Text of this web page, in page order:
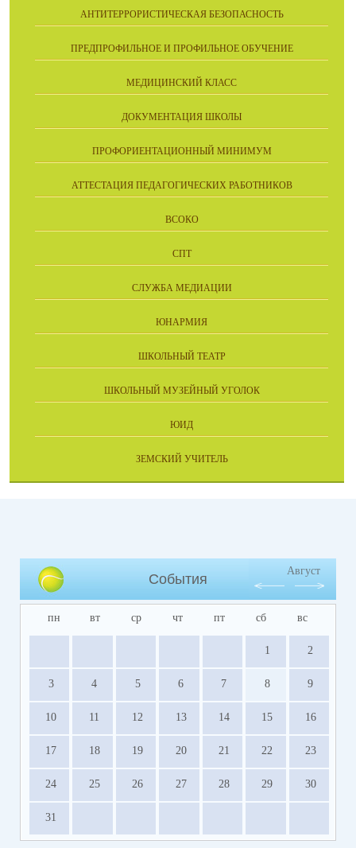
АНТИТЕРРОРИСТИЧЕСКАЯ БЕЗОПАСНОСТЬ
ПРЕДПРОФИЛЬНОЕ И ПРОФИЛЬНОЕ ОБУЧЕНИЕ
МЕДИЦИНСКИЙ КЛАСС
ДОКУМЕНТАЦИЯ ШКОЛЫ
ПРОФОРИЕНТАЦИОННЫЙ МИНИМУМ
АТТЕСТАЦИЯ ПЕДАГОГИЧЕСКИХ РАБОТНИКОВ
ВСОКО
СПТ
СЛУЖБА МЕДИАЦИИ
ЮНАРМИЯ
ШКОЛЬНЫЙ ТЕАТР
ШКОЛЬНЫЙ МУЗЕЙНЫЙ УГОЛОК
ЮИД
ЗЕМСКИЙ УЧИТЕЛЬ
События
Август
пн вт ср чт пт сб вс
1 2
3 4 5 6 7 8 9
10 11 12 13 14 15 16
17 18 19 20 21 22 23
24 25 26 27 28 29 30
31